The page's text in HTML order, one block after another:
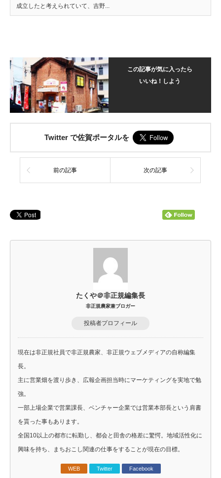
成立したと考えられていて、吉野...
この記事が気に入ったら
いいね！しよう
Twitter で佐賀ポータルを
前の記事 次の記事
たくや＠非正規編集長
非正規農家兼ブロガー
投稿者プロフィール
現在は非正規社員で非正規農家、非正規ウェブメディアの自称編集
長。
主に営業畑を渡り歩き、広報企画担当時にマーケティングを実地で勉
強。
一部上場企業で営業課長、ベンチャー企業では営業本部長という肩書
を貰った事もあります。
全国10以上の都市に転勤し、都会と田舎の格差に驚愕。地域活性化に
興味を持ち、まちおこし関連の仕事をすることが現在の目標。
WEB Twitter Facebook